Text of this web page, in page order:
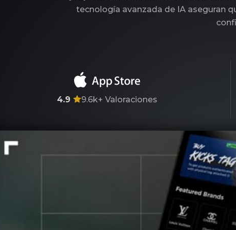
tecnología avanzada de IA aseguran
4.9 9.6k+ Valoraciones